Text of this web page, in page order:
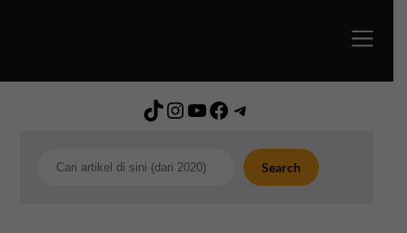
TikTok
Instagram
YouTube
Facebook
Telegram
Search Search